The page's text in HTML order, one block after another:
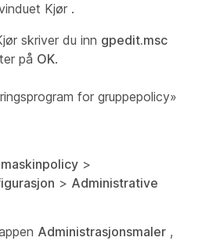
Kjør .
skriver du inn gpedit.msc
på OK.
for gruppepolicy»
>
> Administrative
Administrasjonsmaler ,